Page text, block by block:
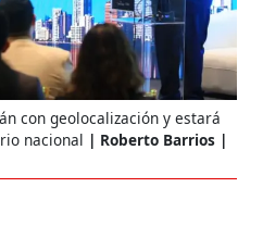
con geolocalización y estará
nacional
Roberto Barrios |